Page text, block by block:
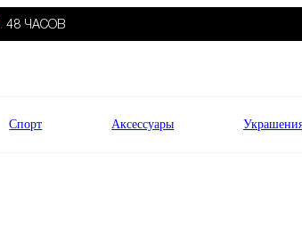
48 ЧАСОВ
Спорт Аксессуары